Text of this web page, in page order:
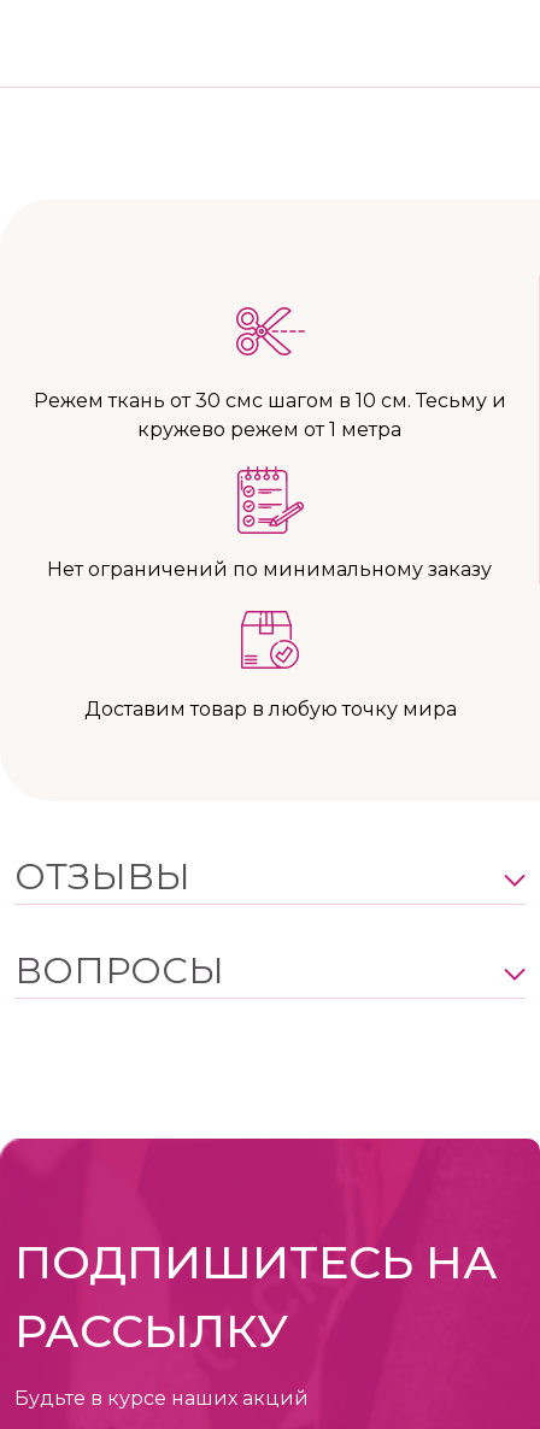
Режем ткань от 30 смс шагом в 10 см. Тесьму и
кружево режем от 1 метра
Нет ограничений по минимальному заказу
Доставим товар в любую точку мира
ОТЗЫВЫ
ВОПРОСЫ
ПОДПИШИТЕСЬ НА
РАССЫЛКУ
Будьте в курсе наших акций